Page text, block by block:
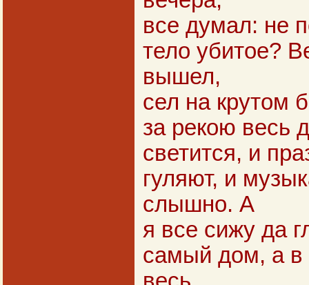
все думал: не
тело убитое?
вышел,
сел на крутом
за рекою весь
светится, и
гуляют, и
слышно. А
я все сижу да
самый дом, а в